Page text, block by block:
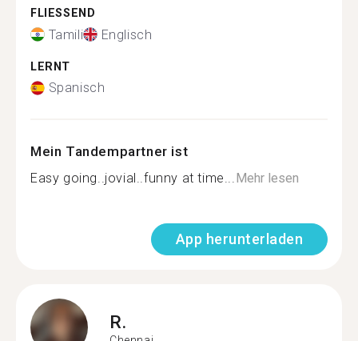
FLIESSEND
Tamili Englisch
LERNT
Spanisch
Mein Tandempartner ist
Easy going..jovial..funny at time...Mehr lesen
App herunterladen
R.